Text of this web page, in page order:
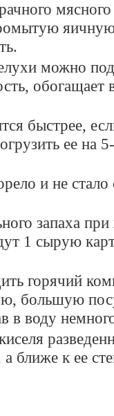
можно
быстрее,
ее на
и не
запаха
1 сырую
горячий
большую
в воду
ближе к ее